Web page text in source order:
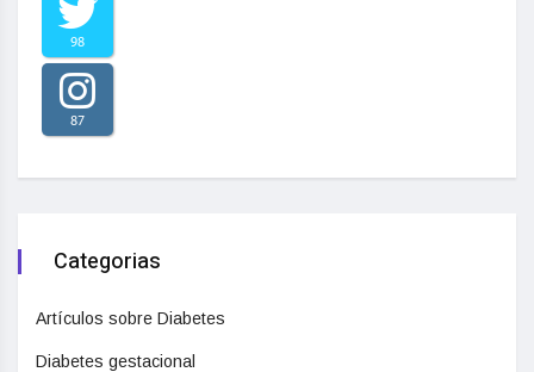
98
87
Categorias
Artículos sobre Diabetes
Diabetes gestacional